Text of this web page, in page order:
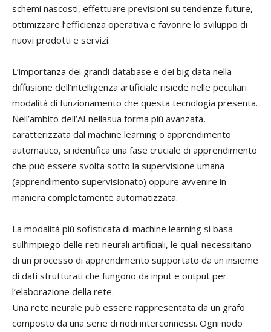
schemi nascosti, effettuare previsioni su tendenze future,
ottimizzare l’efficienza operativa e favorire lo sviluppo di
nuovi prodotti e servizi.
L’importanza dei grandi database e dei big data nella
diffusione dell’intelligenza artificiale risiede nelle peculiari
modalità di funzionamento che questa tecnologia presenta.
Nell’ambito dell’AI nellasua forma più avanzata,
caratterizzata dal machine learning o apprendimento
automatico, si identifica una fase cruciale di apprendimento
che può essere svolta sotto la supervisione umana
(apprendimento supervisionato) oppure avvenire in
maniera completamente automatizzata.
La modalità più sofisticata di machine learning si basa
sull’impiego delle reti neurali artificiali, le quali necessitano
di un processo di apprendimento supportato da un insieme
di dati strutturati che fungono da input e output per
l’elaborazione della rete.
Una rete neurale può essere rappresentata da un grafo
composto da una serie di nodi interconnessi. Ogni nodo